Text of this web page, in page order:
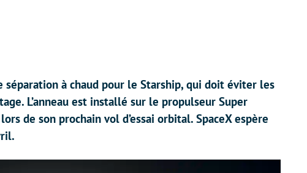
séparation à chaud pour le Starship, qui doit éviter les
L’anneau est installé sur le propulseur Super
de son prochain vol d’essai orbital. SpaceX espère